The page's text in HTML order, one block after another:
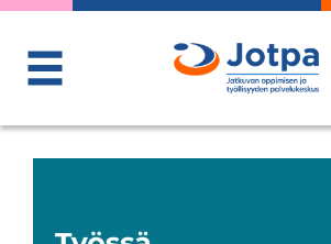
ToggleMenu